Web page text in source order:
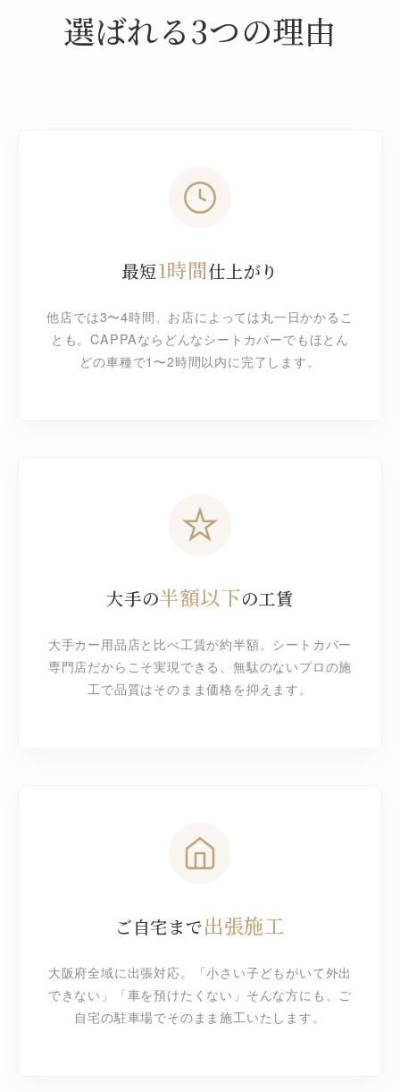
選ばれる3つの理由
最短1時間仕上がり
他店では3〜4時間、お店によっては丸一日かかるこ
とも。CAPPAならどんなシートカバーでもほとん
どの車種で1〜2時間以内に完了します。
大手の半額以下の工賃
大手カー用品店と比べ工賃が約半額。シートカバー
専門店だからこそ実現できる、無駄のないプロの施
工で品質はそのまま価格を抑えます。
ご自宅まで出張施工
大阪府全域に出張対応。「小さい子どもがいて外出
できない」「車を預けたくない」そんな方にも、ご
自宅の駐車場でそのまま施工いたします。